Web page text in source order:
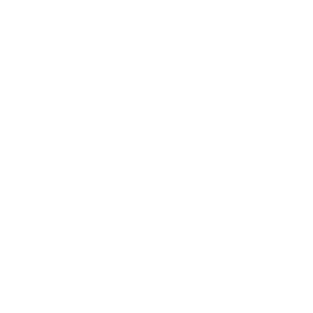
Besuchers zu
Daten über die